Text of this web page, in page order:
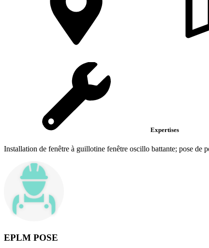
Expertises
Installation de fenêtre à guillotine fenêtre oscillo battante; pose de
EPLM POSE